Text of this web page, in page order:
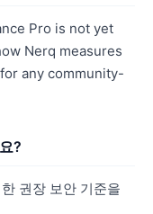
Pro is not yet
Nerq measures
for any community-
?
권장 보안 기준을